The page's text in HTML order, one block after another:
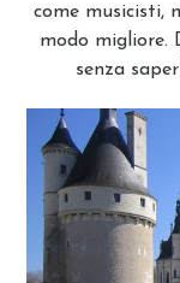
come musicisti,
modo migliore.
senza